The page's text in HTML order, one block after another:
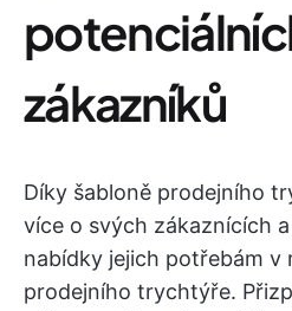
zákazníků
Díky šabloně prodejního
více o svých zákaznících
nabídky jejich potřebám v
prodejního trychtýře.